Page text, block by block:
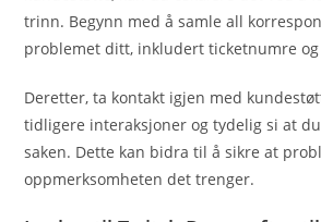
trinn. Begynn med å samle all
problemet ditt, inkludert ticketnumre
Deretter, ta kontakt igjen med
tidligere interaksjoner og tydelig si at
saken. Dette kan bidra til å sikre at
oppmerksomheten det trenger.